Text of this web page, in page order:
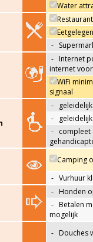
Water
Restaurant
-
- Internet
internet
WiFi
signaal
-
-
-
Camping
- Vurhuur
- Honden
- Betalen
mogelijk
- Douches